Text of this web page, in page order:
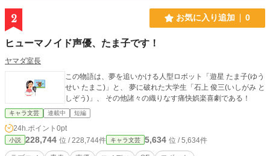
2 お気に入り追加 0
ヒューマノイド声優、たま子です！
ヤマダ室長
この物語は、夢を追いかける人型ロボット「遊星 たま子(ゆう
せい たまこ)」と、 夢に破れた大学生「石上 俊三(いしがみ と
しぞう)」、 その他諸々の織りなす痛快娯楽喜劇である！
キャラ文芸 連載中 短編
24h.ポイント 0pt
小説 228,744 位 / 228,744件 キャラ文芸 5,634 位 / 5,634件